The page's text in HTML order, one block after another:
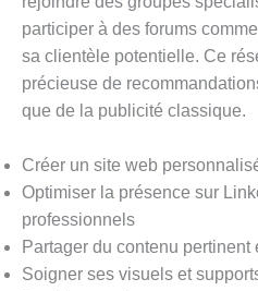
participer à des forums
sa clientèle potentielle. Ce
précieuse de
que de la publicité classique.
Créer un site web
Optimiser la présence sur
professionnels
Partager du contenu pertinent
Soigner ses visuels et